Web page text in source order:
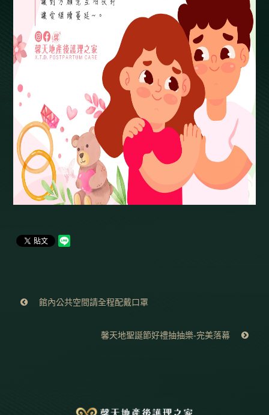
館內公共空間請全程配戴口罩
馨天地聖誕節好禮抽抽樂-完美落幕